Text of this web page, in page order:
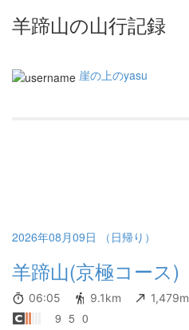
羊蹄山の山行記録
崖の上のyasu
2026年08月09日 （日帰り）
羊蹄山(京極コース)
06:05 9.1km 1,479m
9 5 0